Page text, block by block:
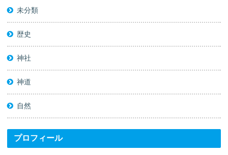
未分類
歴史
神社
神道
自然
プロフィール